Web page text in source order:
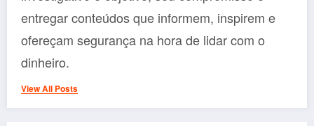
entregar conteúdos que informem, inspirem e
ofereçam segurança na hora de lidar com o
dinheiro.
View All Posts